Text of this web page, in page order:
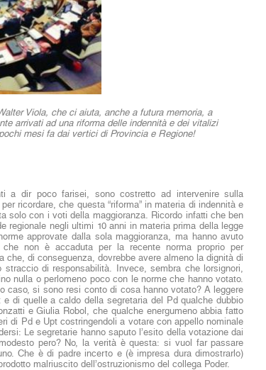
Viola, che ci aiuta, anche a futura memoria, a
arrivati ad una riforma delle indennità e dei vitalizi
mesi fa dai vertici di Provincia e Regione!
a dir poco farisei, sono costretto ad intervenire sulla
ricordare, che questa “riforma” in materia di indennità e
solo con i voti della maggioranza. Ricordo infatti che ben
regionale negli ultimi 10 anni in materia prima della legge
approvate dalla sola maggioranza, ma hanno avuto
non è accaduta per la recente norma proprio per
che, di conseguenza, dovrebbe avere almeno la dignità di
di responsabilità. Invece, sembra che lorsignori,
nulla o perlomeno poco con le norme che hanno votato.
caso, si sono resi conto di cosa hanno votato? A leggere
e di quelle a caldo della segretaria del Pd qualche dubbio
e Giulia Robol, che qualche energumeno abbia fatto
di Pd e Upt costringendoli a votare con appello nominale
Le segretarie hanno saputo l’esito della votazione dai
pero? No, la verità è questa: si vuol far passare
Che è di padre incerto e (è impresa dura dimostrarlo)
malriuscito dell’ostruzionismo del collega Poder.